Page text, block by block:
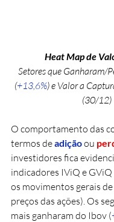
Heat Map de
Setores que Ganharam/
(+13,6%) e Valor a
(30/12)
O comportamento das
termos de adição ou
investidores fica
indicadores IViQ e
os movimentos gerais
preços das ações). Os
mais ganharam do Ibov (